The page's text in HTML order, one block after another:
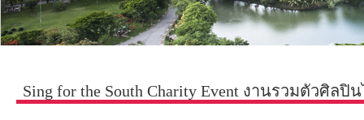
Sing for the South Charity Event งานรวมตัวศิ